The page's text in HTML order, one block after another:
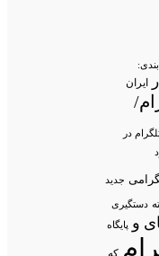
ایران
در
جدید
دستگیری
و پایگاه
که